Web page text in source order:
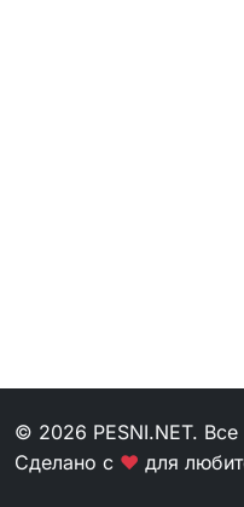
© 2026 PESNI.NET.
Сделано с ❤ для